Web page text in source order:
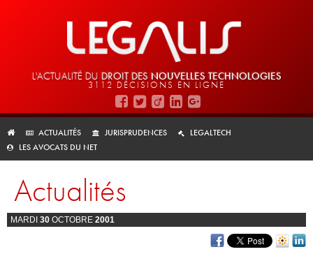
L'ACTUALITÉ DU DROIT DES NOUVELLES TECHNOLOGIES
3112 DÉCISIONS EN LIGNE
ACTUALITÉS JURISPRUDENCES
LEGALTECH
LES AVOCATS DU NET
Actualités
MARDI 30 OCTOBRE 2001